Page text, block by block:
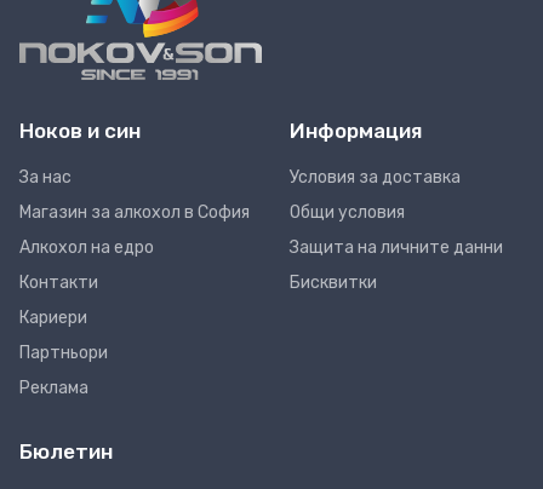
Ноков и син
За нас
Магазин за алкохол в София
Алкохол на едро
Контакти
Кариери
Партньори
Реклама
Информация
Условия за доставка
Общи условия
Защита на личните данни
Бисквитки
Бюлетин